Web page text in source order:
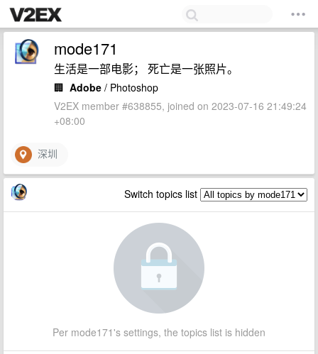
mode171
生活是一部电影； 死亡是一张照片。
🏢 Adobe / Photoshop
V2EX member #638855, joined on 2023-07-16 21:49:24
+08:00
深圳
Switch topics list
Per mode171's settings, the topics list is hidden